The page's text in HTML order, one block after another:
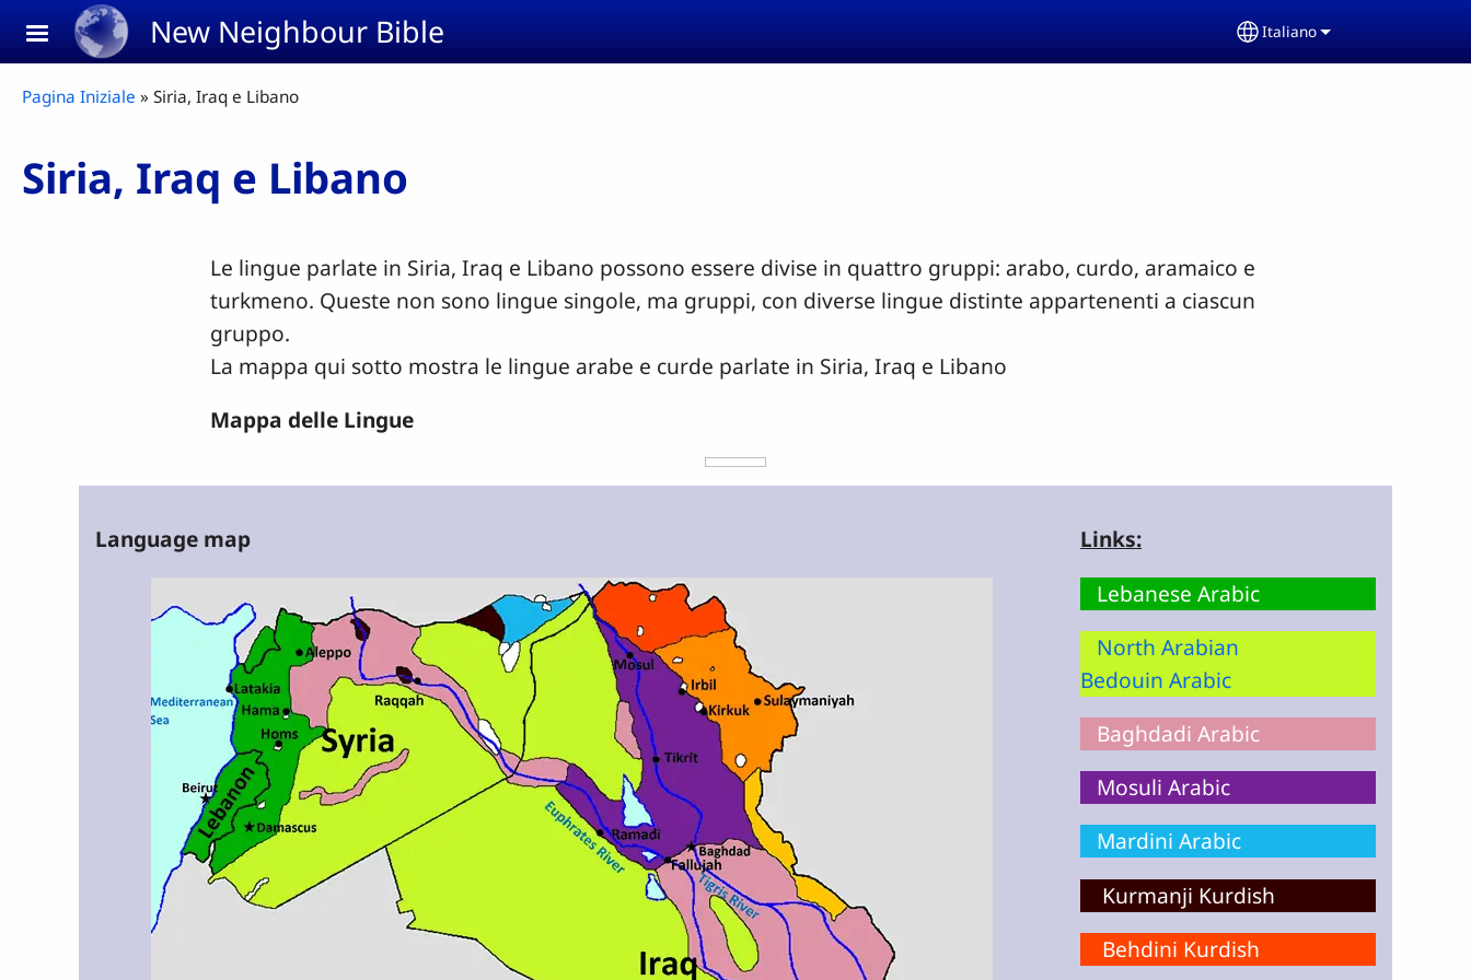
Skip to main contentNew Neighbour Bible Select your language
Italiano
Breadcrumb
Pagina Iniziale Siria, Iraq e Libano
Siria, Iraq e Libano
Le lingue parlate in Siria, Iraq e Libano possono essere divise in quattro gruppi: arabo, curdo, aramaico e
turkmeno. Queste non sono lingue singole, ma gruppi, con diverse lingue distinte appartenenti a ciascun
gruppo.
La mappa qui sotto mostra le lingue arabe e curde parlate in Siria, Iraq e Libano
Mappa delle Lingue
Language map
Links:
Lebanese Arabic
North Arabian
Bedouin Arabic
Baghdadi Arabic
Mosuli Arabic
Mardini Arabic
Kurmanji Kurdish
Behdini Kurdish